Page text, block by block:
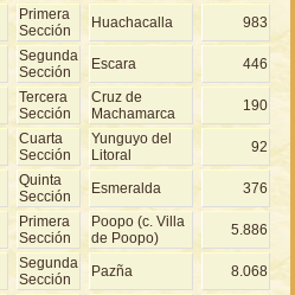
Primera
Sección
Huachacalla 983
Segunda
Sección
Escara 446
Tercera
Sección
Cruz de
Machamarca
190
Cuarta
Sección
Yunguyo del
Litoral
92
Quinta
Sección
Esmeralda 376
Primera
Sección
Poopo (c. Villa
de Poopo)
5.886
Segunda
Sección
Pazña 8.068